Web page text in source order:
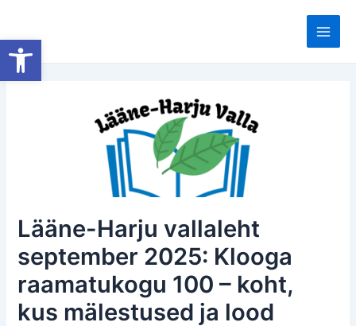
Open toolbar
content
Main
Lääne-Harju vallaleht
september 2025: Klooga
raamatukogu 100 – koht,
kus mälestused ja lood